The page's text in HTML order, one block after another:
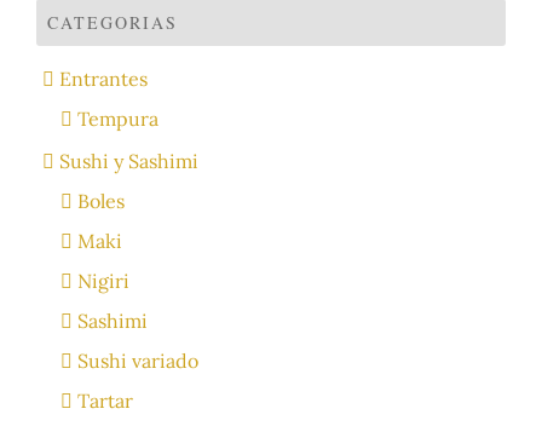
CATEGORIAS
Entrantes
Tempura
Sushi y Sashimi
Boles
Maki
Nigiri
Sashimi
Sushi variado
Tartar